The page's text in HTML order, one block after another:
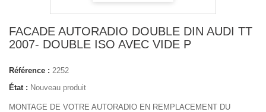
FACADE AUTORADIO DOUBLE DIN AUDI TT
2007- DOUBLE ISO AVEC VIDE P
Référence : 2252
État : Nouveau produit
MONTAGE DE VOTRE AUTORADIO EN REMPLACEMENT DU